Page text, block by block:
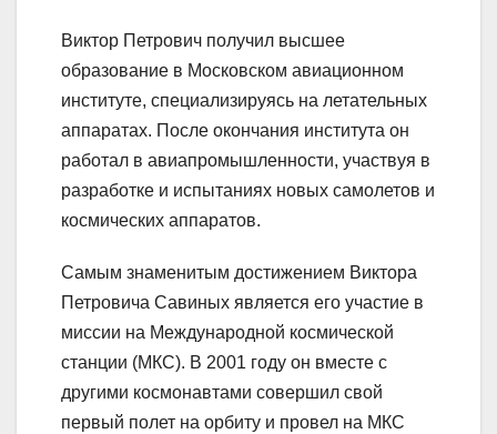
Виктор Петрович получил высшее
образование в Московском авиационном
институте, специализируясь на летательных
аппаратах. После окончания института он
работал в авиапромышленности, участвуя в
разработке и испытаниях новых самолетов и
космических аппаратов.
Самым знаменитым достижением Виктора
Петровича Савиных является его участие в
миссии на Международной космической
станции (МКС). В 2001 году он вместе с
другими космонавтами совершил свой
первый полет на орбиту и провел на МКС